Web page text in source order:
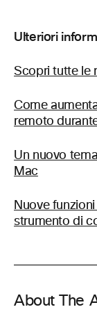
Ulteriori
Scopri tutte le
Come
remoto
Un nuovo
Mac
Nuove
strumento di
About The